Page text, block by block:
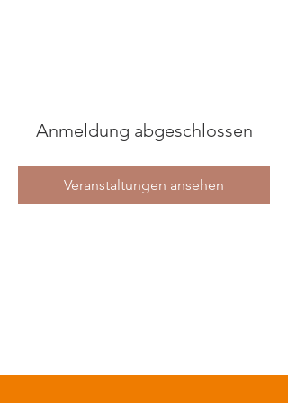
Anmeldung abgeschlossen
Veranstaltungen ansehen